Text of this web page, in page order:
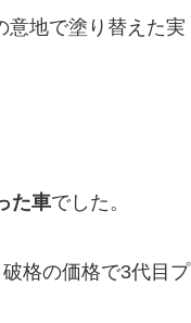
意地で塗り替えた実
た車でした。
格の価格で3代目プ